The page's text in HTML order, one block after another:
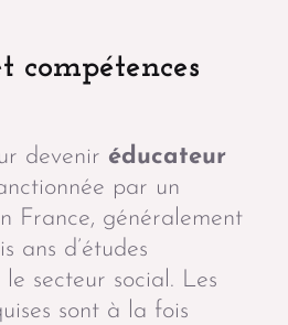
compétences
devenir éducateur
par un
France, généralement
ans d’études
secteur social. Les
sont à la fois